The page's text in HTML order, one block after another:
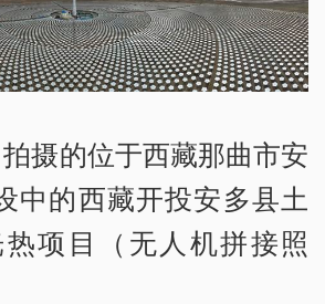
的位于西藏那曲市安
中的西藏开投安多县土
项目（无人机拼接照